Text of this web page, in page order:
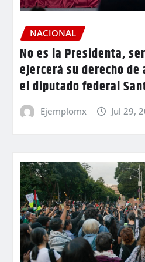
NACIONAL
No es la Presidenta,
ejercerá su derecho
el diputado federal
Ejemplomx Jul 29,